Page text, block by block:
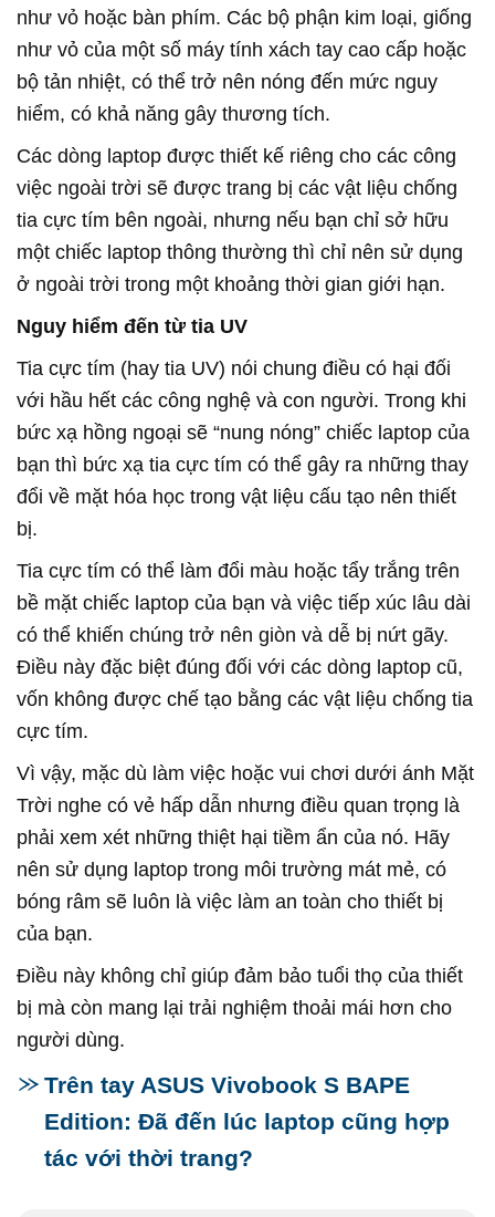
như vỏ hoặc bàn phím. Các bộ phận kim loại, giống
như vỏ của một số máy tính xách tay cao cấp hoặc
bộ tản nhiệt, có thể trở nên nóng đến mức nguy
hiểm, có khả năng gây thương tích.
Các dòng laptop được thiết kế riêng cho các công
việc ngoài trời sẽ được trang bị các vật liệu chống
tia cực tím bên ngoài, nhưng nếu bạn chỉ sở hữu
một chiếc laptop thông thường thì chỉ nên sử dụng
ở ngoài trời trong một khoảng thời gian giới hạn.
Nguy hiểm đến từ tia UV
Tia cực tím (hay tia UV) nói chung điều có hại đối
với hầu hết các công nghệ và con người. Trong khi
bức xạ hồng ngoại sẽ “nung nóng” chiếc laptop của
bạn thì bức xạ tia cực tím có thể gây ra những thay
đổi về mặt hóa học trong vật liệu cấu tạo nên thiết
bị.
Tia cực tím có thể làm đổi màu hoặc tẩy trắng trên
bề mặt chiếc laptop của bạn và việc tiếp xúc lâu dài
có thể khiến chúng trở nên giòn và dễ bị nứt gãy.
Điều này đặc biệt đúng đối với các dòng laptop cũ,
vốn không được chế tạo bằng các vật liệu chống tia
cực tím.
Vì vậy, mặc dù làm việc hoặc vui chơi dưới ánh Mặt
Trời nghe có vẻ hấp dẫn nhưng điều quan trọng là
phải xem xét những thiệt hại tiềm ẩn của nó. Hãy
nên sử dụng laptop trong môi trường mát mẻ, có
bóng râm sẽ luôn là việc làm an toàn cho thiết bị
của bạn.
Điều này không chỉ giúp đảm bảo tuổi thọ của thiết
bị mà còn mang lại trải nghiệm thoải mái hơn cho
người dùng.
Trên tay ASUS Vivobook S BAPE
Edition: Đã đến lúc laptop cũng hợp
tác với thời trang?